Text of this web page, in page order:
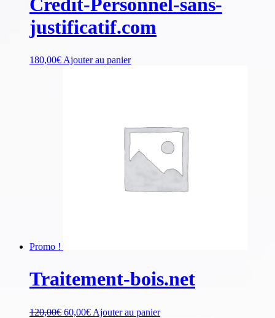
justificatif.com
180,00€ Ajouter au panier
Promo !
Traitement-bois.net
120,00€ 60,00€ Ajouter au panier